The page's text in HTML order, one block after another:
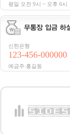
평일 오전 9시 ~ 오후 6시
신한은행
123-456-000000
예금주:홍길동